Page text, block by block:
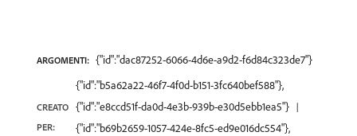
ARGOMENTI: {"id":"dac87252-6066-4d6e-a9d2-f6d84c323de7"}
CREATO
PER:
{"id":"b5a62a22-46f7-4f0d-b151-3fc640bef588"},
{"id":"e8ccd51f-da0d-4e3b-939b-e30d5ebb1ea5"}
{"id":"b69b2659-1057-424e-8fc5-ed9e016dc554"},